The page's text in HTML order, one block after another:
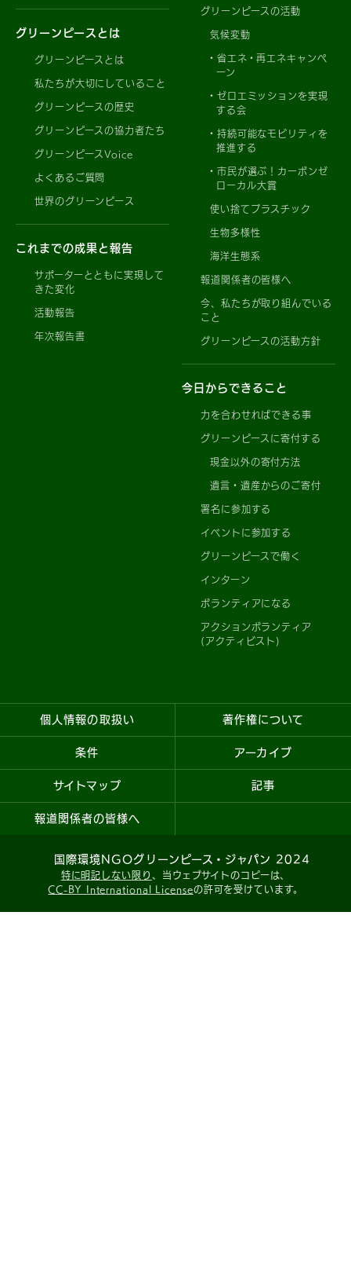
グリーンピースとは
グリーンピースとは
私たちが大切にしていること
グリーンピースの歴史
グリーンピースの協力者たち
グリーンピースVoice
よくあるご質問
世界のグリーンピース
これまでの成果と報告
サポーターとともに実現して
きた変化
活動報告
年次報告書
グリーンピースの活動
気候変動
省エネ・再エネキャンペ
ーン
ゼロエミッションを実現
する会
持続可能なモビリティを
推進する
市民が選ぶ！カーボンゼ
ローカル大賞
使い捨てプラスチック
生物多様性
海洋生態系
報道関係者の皆様へ
今、私たちが取り組んでいる
こと
グリーンピースの活動方針
今日からできること
力を合わせればできる事
グリーンピースに寄付する
現金以外の寄付方法
遺言・遺産からのご寄付
署名に参加する
イベントに参加する
グリーンピースで働く
インターン
ボランティアになる
アクションボランティア
(アクティビスト)
個人情報の取扱い 著作権について
条件 アーカイブ
サイトマップ 記事
報道関係者の皆様へ
国際環境NGOグリーンピース・ジャパン 2024
特に明記しない限り 、当ウェブサイトのコピーは、
CC-BY International Licenseの許可を受けています。